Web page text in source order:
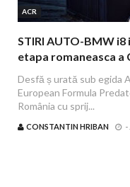
ACR
STIRI AUTO-BMW
etapa romaneasca a
Desfă ș urată sub egida
European Formula
România cu sprij...
CONSTANTIN HRIBAN -